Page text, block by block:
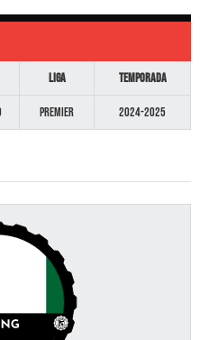
Liga Temporada
Premier 2024-2025